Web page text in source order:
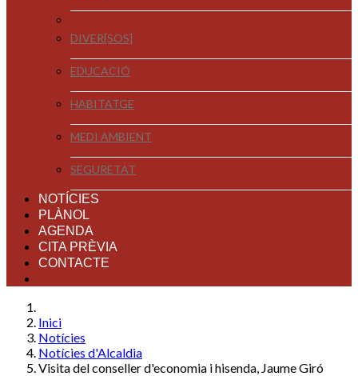
DIVER[SOS]
EDUCACIÓ
HABITATGE
MEDI AMBIENT
SEGURETAT
NOTÍCIES
PLÀNOL
AGENDA
CITA PRÈVIA
CONTACTE
Inici
Notícies
Notícies d'Alcaldia
Visita del conseller d'economia i hisenda, Jaume Giró